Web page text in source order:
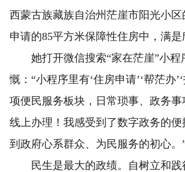
西蒙古族藏族自治州茫崖市阳光小
申请的85平方米保障性住房中，满是
她打开微信搜索“家在茫崖”小程
慨：“小程序里有‘住房申请’‘帮茫办
项便民服务板块，日常琐事、政务
线上办理！我感受到了数字政务的
到政府心系群众、为民服务的初心。
民生是最大的政绩。自树立和践